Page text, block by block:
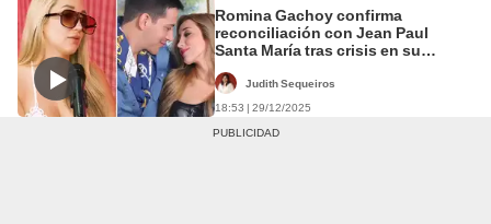
Romina Gachoy confirma
reconciliación con Jean Paul
Santa María tras crisis en su
terapias"
Judith Sequeiros
18:53 | 29/12/2025